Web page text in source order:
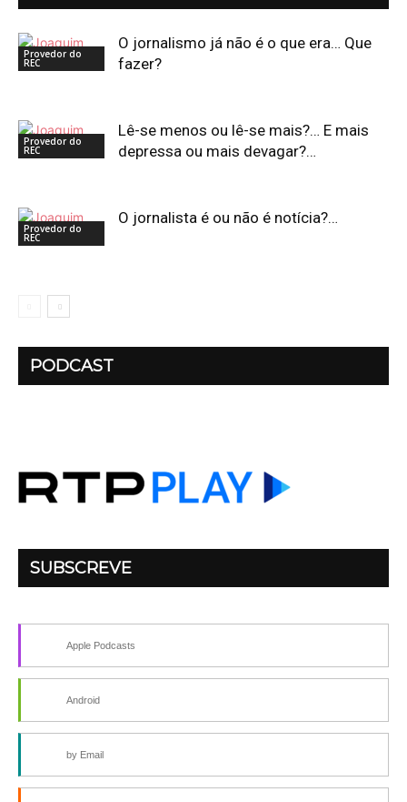
Provedor do
REC
O jornalismo já não é o que era… Que
fazer?
Provedor do
REC
Lê-se menos ou lê-se mais?… E mais
depressa ou mais devagar?…
Provedor do
REC
O jornalista é ou não é notícia?…
PODCAST
SUBSCREVE
Apple Podcasts
Android
by Email